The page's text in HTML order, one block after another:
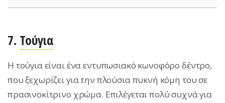
7. Τούγια
Η τούγια είναι ένα εντυπωσιακό κωνοφόρο δέντρο,
που ξεχωρίζει για την πλούσια πυκνή κόμη του σε
πρασινοκίτρινο χρώμα. Επιλέγεται πολύ συχνά για